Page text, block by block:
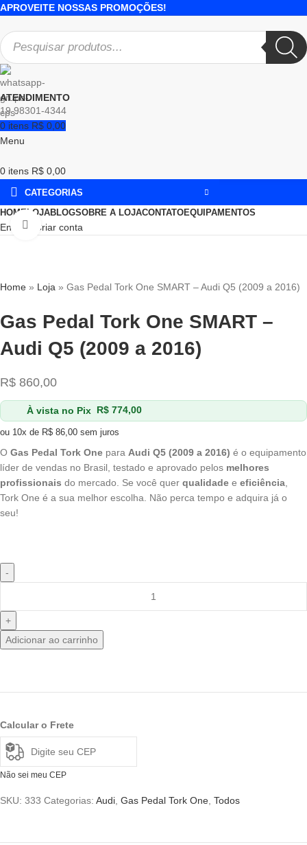
APROVEITE NOSSAS PROMOÇÕES!
ATENDIMENTO
19 98301-4344
0 itens R$ 0,00
Menu
0 itens R$ 0,00
CATEGORIAS
HOMELOJABLOGSOBRE A LOJACONTATOEQUIPAMENTOS
Entrar / Criar conta
Click to enlarge
Home » Loja » Gas Pedal Tork One SMART – Audi Q5 (2009 a 2016)
Gas Pedal Tork One SMART –
Audi Q5 (2009 a 2016)
R$ 860,00
À vista no Pix R$774,00
ou 10x de R$ 86,00 sem juros
O Gas Pedal Tork One para Audi Q5 (2009 a 2016) é o equipamento
líder de vendas no Brasil, testado e aprovado pelos melhores
profissionais do mercado. Se você quer qualidade e eficiência
Tork One é a sua melhor escolha. Não perca tempo e adquira já o
seu!
Adicionar ao carrinho
Calcular o Frete
Não sei meu CEP
SKU: 333 Categorias: Audi Gas Pedal Tork One Todos